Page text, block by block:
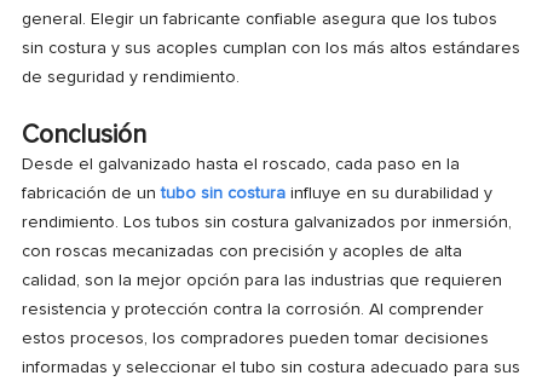
general. Elegir un fabricante confiable asegura que los tubos
sin costura y sus acoples cumplan con los más altos estándares
de seguridad y rendimiento.
Conclusión
Desde el galvanizado hasta el roscado, cada paso en la
fabricación de untubo sin costurainfluye en su durabilidad y
rendimiento. Los tubos sin costura galvanizados por inmersión,
con roscas mecanizadas con precisión y acoples de alta
calidad, son la mejor opción para las industrias que requieren
resistencia y protección contra la corrosión. Al comprender
estos procesos, los compradores pueden tomar decisiones
informadas y seleccionar el tubo sin costura adecuado para sus